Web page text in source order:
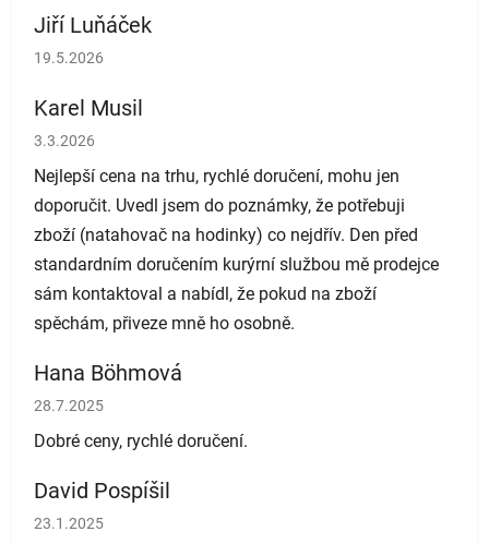
Jiří Luňáček
Hodnocení obchodu je 5 z 5 hvězdiček.
19.5.2026
Karel Musil
Hodnocení obchodu je 5 z 5 hvězdiček.
3.3.2026
Nejlepší cena na trhu, rychlé doručení, mohu jen
doporučit. Uvedl jsem do poznámky, že potřebuji
zboží (natahovač na hodinky) co nejdřív. Den před
standardním doručením kurýrní službou mě prodejce
sám kontaktoval a nabídl, že pokud na zboží
spěchám, přiveze mně ho osobně.
Hana Böhmová
Hodnocení obchodu je 5 z 5 hvězdiček.
28.7.2025
Dobré ceny, rychlé doručení.
David Pospíšil
Hodnocení obchodu je 5 z 5 hvězdiček.
23.1.2025